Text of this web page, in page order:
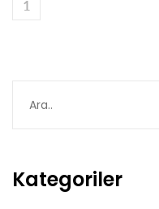
1
Kategoriler